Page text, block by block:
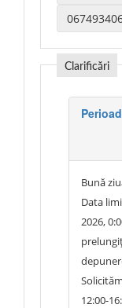
Clarificări
Bună
Data
2026,
12:00-